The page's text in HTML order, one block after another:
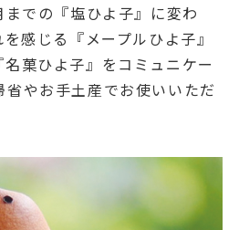
での『塩ひよ子』に変わ
感じる『メープルひよ子』
菓ひよ子』をコミュニケー
やお手土産でお使いいただ